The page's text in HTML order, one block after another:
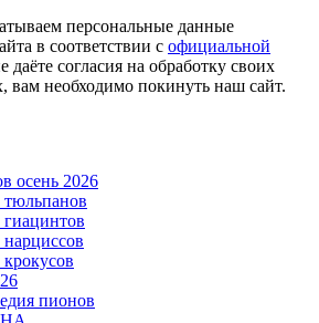
персональные данные
в соответствии с официальной
даёте согласия на обработку своих
вам необходимо покинуть наш сайт.
осень 2026
пионов